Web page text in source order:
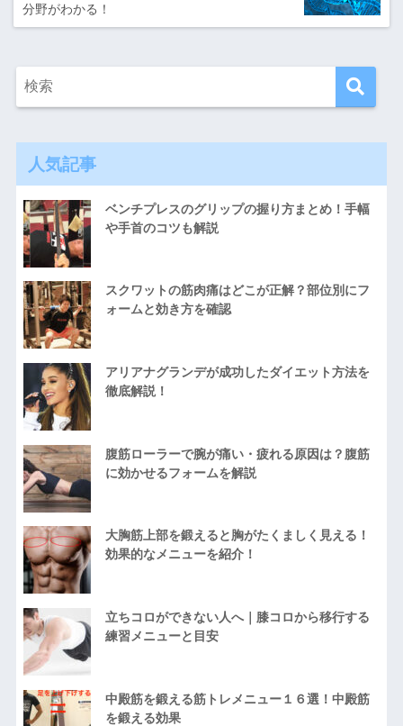
分野がわかる！
人気記事
ベンチプレスのグリップの握り方まとめ！手幅
や手首のコツも解説
スクワットの筋肉痛はどこが正解？部位別にフ
ォームと効き方を確認
アリアナグランデが成功したダイエット方法を
徹底解説！
腹筋ローラーで腕が痛い・疲れる原因は？腹筋
に効かせるフォームを解説
大胸筋上部を鍛えると胸がたくましく見える！
効果的なメニューを紹介！
立ちコロができない人へ｜膝コロから移行する
練習メニューと目安
中殿筋を鍛える筋トレメニュー１６選！中殿筋
を鍛える効果